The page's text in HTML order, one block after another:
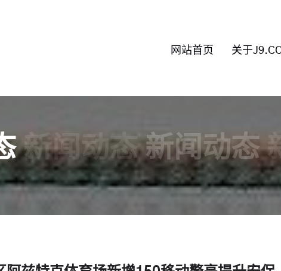
网站首页 关于
新闻动态 新闻动态